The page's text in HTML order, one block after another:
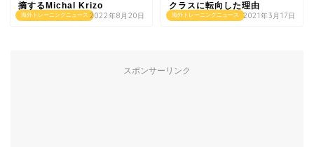
海外トレーニングニュース
摘するMichal Krizo
2022年8月20日 海外トレーニングニュース
クラスに転向した理由
2021年3月17日
スポンサーリンク